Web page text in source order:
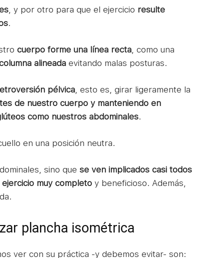
, y por otro para que el ejercicio resulte
.
cuerpo forme una línea recta , como una
alineada evitando malas posturas.
pélvica , esto es, girar ligeramente la
de nuestro cuerpo y manteniendo en
como nuestros abdominales.
en una posición neutra.
sino que se ven implicados casi todos
muy completo y beneficioso. Además,
plancha isométrica
ver con su práctica -y debemos evitar- son: